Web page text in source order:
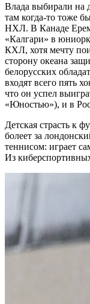
Влада выбирали на
там когда-то тоже
НХЛ. В Канаде
«Калгари» в
КХЛ, хотя мечту
сторону океана
белорусских
входят всего пять
что он успел
«Юностью»), и в
Детская страсть к
болеет за
теннисом: играет
Из